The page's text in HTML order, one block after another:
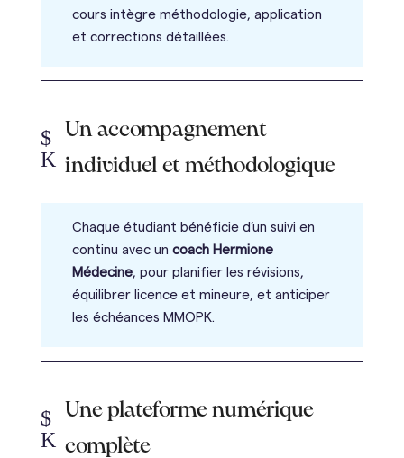
cours intègre méthodologie, application
et corrections détaillées.
Un accompagnement
individuel et méthodologique
$
K
Chaque étudiant bénéficie d’un suivi en
continu avec un coach Hermione
Médecine, pour planifier les révisions,
équilibrer licence et mineure, et anticiper
les échéances MMOPK.
Une plateforme numérique
complète
$
K